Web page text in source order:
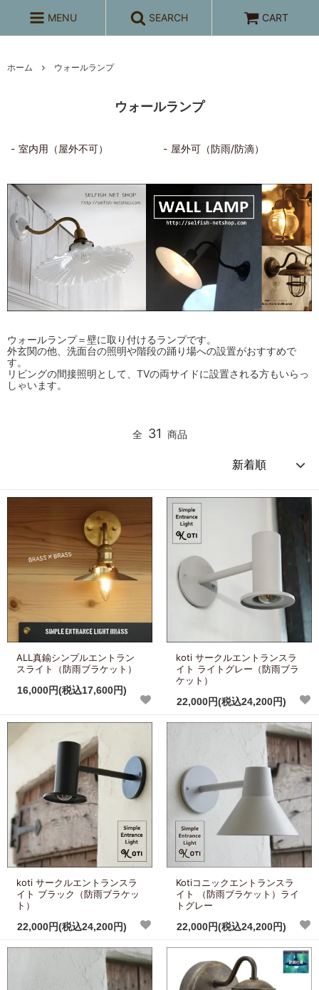
MENU SEARCH CART
ホーム ウォールランプ
ウォールランプ
室内用（屋外不可） 屋外可（防雨/防滴）
ウォールランプ＝壁に取り付けるランプです。
外玄関の他、洗面台の照明や階段の踊り場への設置がおすすめで
す。
リビングの間接照明として、TVの両サイドに設置される方もいらっ
しゃいます。
全 31 商品
ALL真鍮シンプルエントラン
スライト（防雨ブラケット）
16,000円(税込17,600円)
koti サークルエントランスラ
イト ライトグレー（防雨ブラ
ケット）
22,000円(税込24,200円)
koti サークルエントランスラ
イト ブラック（防雨ブラケッ
ト）
22,000円(税込24,200円)
Kotiコニックエントランスラ
イト （防雨ブラケット）ライ
トグレー
22,000円(税込24,200円)